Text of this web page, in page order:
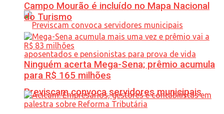
Previscam convoca servidores municipais
Campo Mourão é incluído no Mapa Nacional
do Turismo
Ninguém acerta Mega-Sena; prêmio acumula
para R$ 165 milhões